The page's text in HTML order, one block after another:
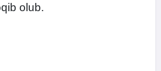
olub.